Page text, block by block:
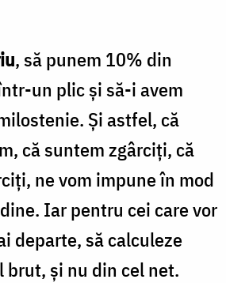
, să punem 10% din
un plic și să-i avem
Și astfel, că
că suntem zgârciți, că
ne vom impune în mod
Iar pentru cei care vor
departe, să calculeze
și nu din cel net.